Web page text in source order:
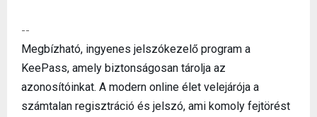
--
Megbízható, ingyenes jelszókezelő program a
KeePass, amely biztonságosan tárolja az
azonosítóinkat. A modern online élet velejárója a
számtalan regisztráció és jelszó, ami komoly fejtörést